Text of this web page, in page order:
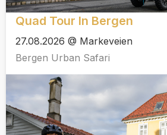
Quad Tour In Bergen
27.08.2026 @ Markeveien
Bergen Urban Safari